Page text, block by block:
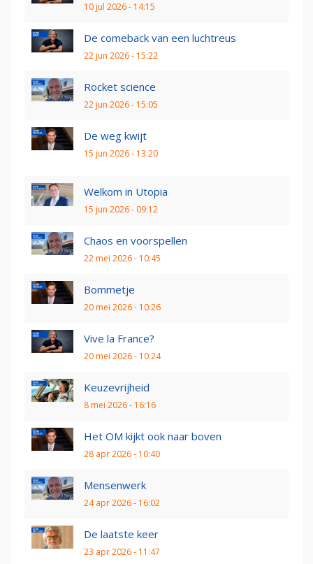
10 jul 2026 - 14:15
De comeback van een luchtreus
22 jun 2026 - 15:22
Rocket science
22 jun 2026 - 15:05
De weg kwijt
15 jun 2026 - 13:20
Welkom in Utopia
15 jun 2026 - 09:12
Chaos en voorspellen
22 mei 2026 - 10:45
Bommetje
20 mei 2026 - 10:26
Vive la France?
20 mei 2026 - 10:24
Keuzevrijheid
8 mei 2026 - 16:16
Het OM kijkt ook naar boven
28 apr 2026 - 10:40
Mensenwerk
24 apr 2026 - 16:02
De laatste keer
23 apr 2026 - 11:47